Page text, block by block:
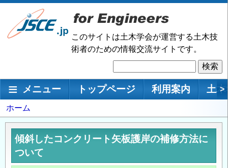
メ
ン
移
このサイトは土木学会が運営する土木技
術者のための情報交流サイトです。
索
メインナビゲーション
メニュー トップページ 利用案内 土 >
パ
ン
く
ず
ホーム
傾斜したコンクリート矢板護岸の補修方法に
ついて